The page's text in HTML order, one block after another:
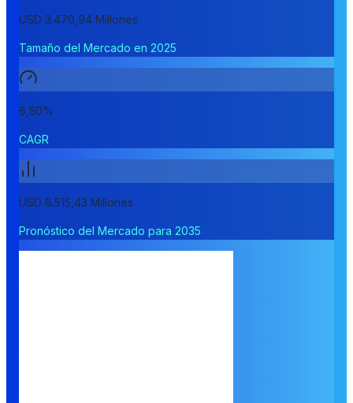
USD 3.470,94 Millones
Tamaño del Mercado en 2025
6,50%
CAGR
USD 6.515,43 Millones
Pronóstico del Mercado para 2035